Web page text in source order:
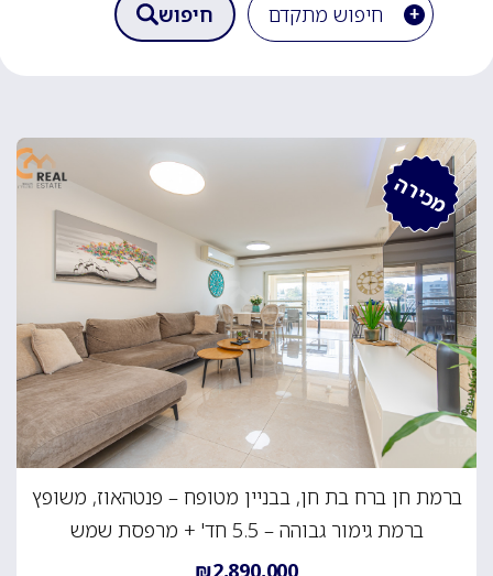
חיפוש מתקדם חיפוש
מכירה
ברמת חן ברח בת חן, בבניין מטופח – פנטהאוז, משופץ
ברמת גימור גבוהה – 5.5 חד' + מרפסת שמש
₪2,890,000